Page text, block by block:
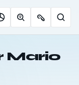
Roleta
de
Descobrir
IA
Ofertas
Mario